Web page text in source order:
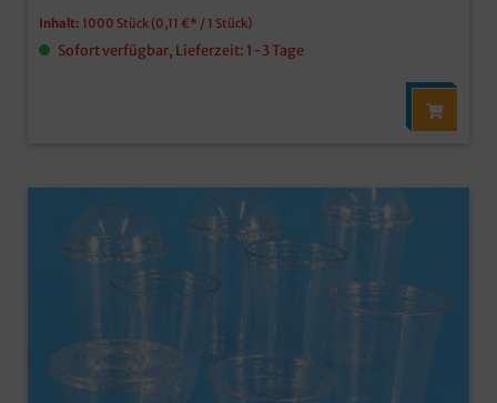
Inhalt: 1000 Stück (0,11 €* / 1 Stück)
Sofort verfügbar, Lieferzeit: 1-3 Tage